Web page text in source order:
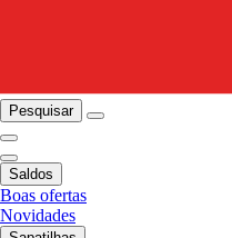
Pesquisar
Saldos
Boas ofertas
Novidades